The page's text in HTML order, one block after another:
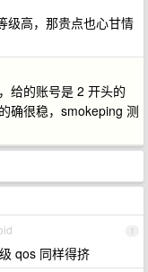
级高，那贵点也心甘情
给的账号是 2 开头的
确很稳，smokeping 测
1
qos 同样得挤